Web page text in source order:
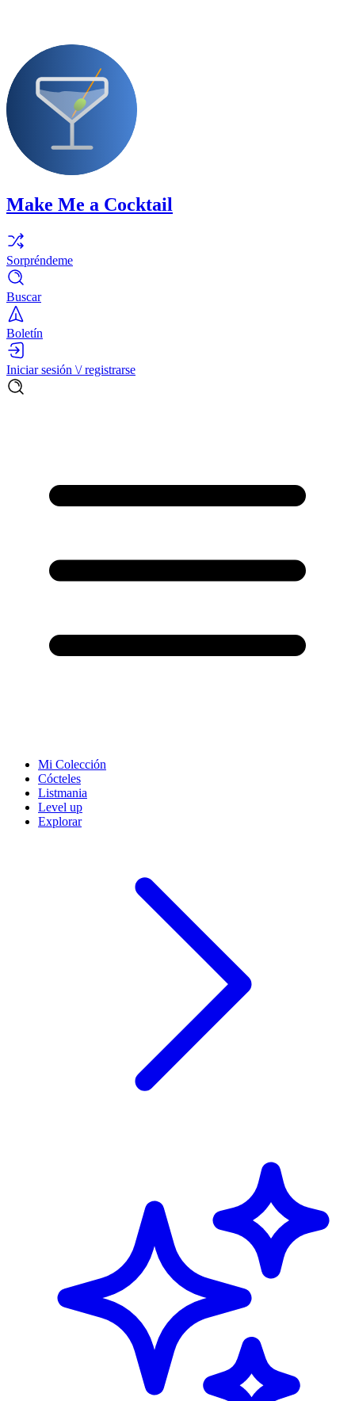
Make Me a Cocktail
Sorpréndeme
Buscar
Boletín
Iniciar sesión \/ registrarse
Mi Colección
Cócteles
Listmania
Level up
Explorar